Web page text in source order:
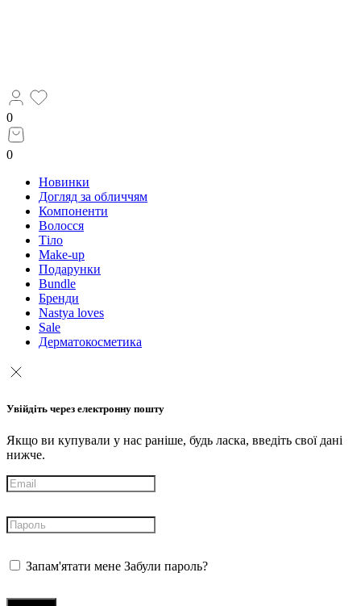
0
0
Новинки
Догляд за обличчям
Компоненти
Волосся
Тіло
Make-up
Подарунки
Bundle
Бренди
Nastya loves
Sale
Дерматокосметика
Увійдіть через електронну пошту
Якщо ви купували у нас раніше, будь ласка, введіть свої дані
нижче.
Запам'ятати мене Забули пароль?